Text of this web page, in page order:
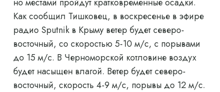
Как сообщил Тишковец, в воскресенье в эфире
радио Sputnik в Крыму ветер будет северо-
восточный, со скоростью 5-10 м/с, с порывами
до 15 м/с. В Черноморской котловине воздух
будет насыщен влагой. Ветер будет северо-
восточный, скорость 4-9 м/с, порывы до 12 м/с.